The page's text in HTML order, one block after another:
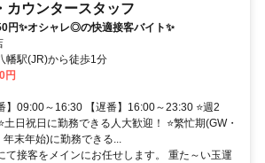
カウンタースタッフ
円✨オシャレ◎の快適接客バイト✨
幡駅(JR)から徒歩1分
円
】09:00～16:30 【遅番】16:00～23:30 ⭐週2
土日祝日に勤務できる人大歓迎！ ⭐繁忙期(GW・
末年始)に勤務できる...
て接客をメインにお任せします。 重た～い玉運